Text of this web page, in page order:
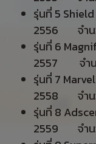
รุ่นที่ 5
2556 จำน
รุ่นที่ 6
2557 จำน
รุ่นที่ 7
2558 จำน
รุ่นที่ 8
2559 จำน